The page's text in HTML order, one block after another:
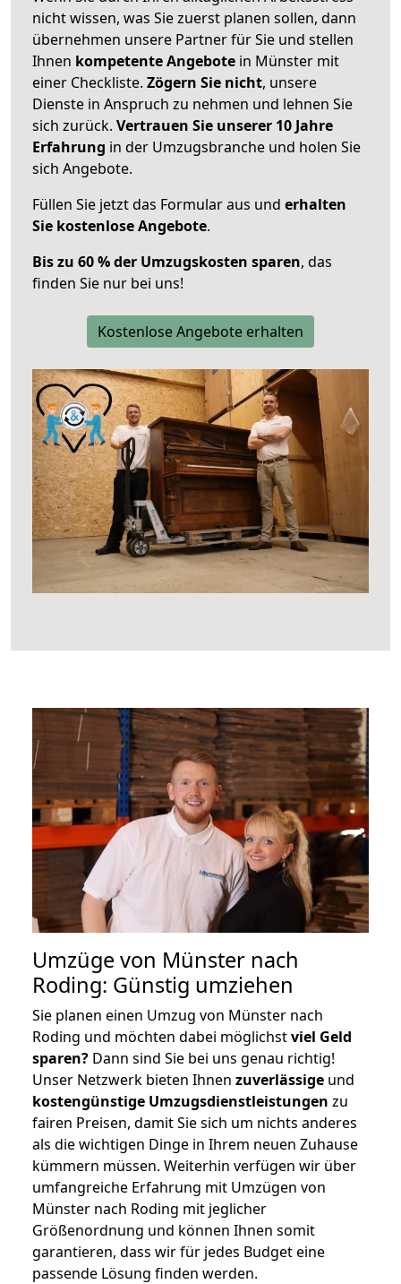
nicht wissen, was Sie zuerst planen sollen, dann
übernehmen unsere Partner für Sie und stellen
Ihnen kompetente Angebote in Münster mit
einer Checkliste. Zögern Sie nicht, unsere
Dienste in Anspruch zu nehmen und lehnen Sie
sich zurück. Vertrauen Sie unserer 10 Jahre
Erfahrung in der Umzugsbranche und holen Sie
sich Angebote.
Füllen Sie jetzt das Formular aus und erhalten
Sie kostenlose Angebote.
Bis zu 60 % der Umzugskosten sparen, das
finden Sie nur bei uns!
Kostenlose Angebote erhalten
Umzüge von Münster nach
Roding: Günstig umziehen
Sie planen einen Umzug von Münster nach
Roding und möchten dabei möglichstviel Geld
sparen? Dann sind Sie bei uns genau richtig!
Unser Netzwerk bieten Ihnen zuverlässige und
kostengünstige Umzugsdienstleistungen zu
fairen Preisen, damit Sie sich um nichts anderes
als die wichtigen Dinge in Ihrem neuen Zuhause
kümmern müssen. Weiterhin verfügen wir über
umfangreiche Erfahrung mit Umzügen von
Münster nach Roding mit jeglicher
Größenordnung und können Ihnen somit
garantieren, dass wir für jedes Budget eine
passende Lösung finden werden.